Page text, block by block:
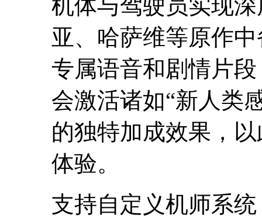
机体与驾驶员实现
亚、哈萨维等原作
专属语音和剧情片
会激活诸如“新人类
的独特加成效果，
体验。
支持自定义机师系